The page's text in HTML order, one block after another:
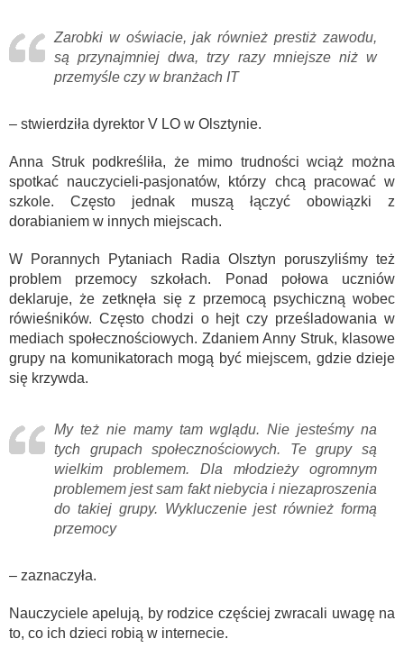
Zarobki w oświacie, jak również prestiż zawodu,
są przynajmniej dwa, trzy razy mniejsze niż w
przemyśle czy w branżach IT
– stwierdziła dyrektor V LO w Olsztynie.
Anna Struk podkreśliła, że mimo trudności wciąż można
spotkać nauczycieli-pasjonatów, którzy chcą pracować w
szkole. Często jednak muszą łączyć obowiązki z
dorabianiem w innych miejscach.
W Porannych Pytaniach Radia Olsztyn poruszyliśmy też
problem przemocy szkołach. Ponad połowa uczniów
deklaruje, że zetknęła się z przemocą psychiczną wobec
rówieśników. Często chodzi o hejt czy prześladowania w
mediach społecznościowych. Zdaniem Anny Struk, klasowe
grupy na komunikatorach mogą być miejscem, gdzie dzieje
się krzywda.
My też nie mamy tam wglądu. Nie jesteśmy na
tych grupach społecznościowych. Te grupy są
wielkim problemem. Dla młodzieży ogromnym
problemem jest sam fakt niebycia i niezaproszenia
do takiej grupy. Wykluczenie jest również formą
przemocy
– zaznaczyła.
Nauczyciele apelują, by rodzice częściej zwracali uwagę na
to, co ich dzieci robią w internecie.